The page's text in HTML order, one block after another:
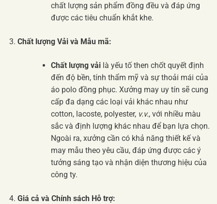
chất lượng sản phẩm đồng đều và đáp ứng
được các tiêu chuẩn khắt khe.
Chất lượng Vải và Mẫu mã:
Chất lượng vảilà yếu tố then chốt quyết định
đến độ bền, tính thẩm mỹ và sự thoải mái của
áo polo đồng phục. Xưởng may uy tín sẽ cung
cấp đa dạng các loại vải khác nhau như
cotton, lacoste, polyester, v.v., với nhiều màu
sắc và định lượng khác nhau để bạn lựa chọn.
Ngoài ra, xưởng cần có khả năng thiết kế và
may mẫu theo yêu cầu, đáp ứng được các ý
tưởng sáng tạo và nhận diện thương hiệu của
công ty.
Giá cả và Chính sách Hỗ trợ: